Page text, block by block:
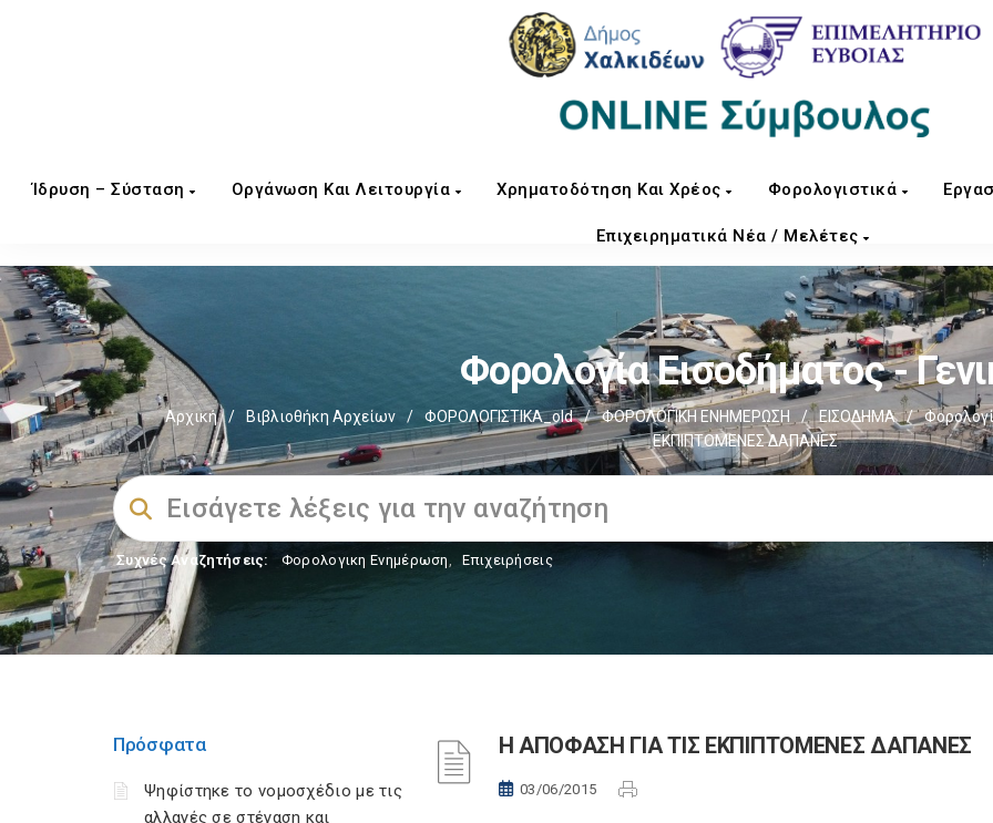
Ίδρυση – Σύσταση Οργάνωση Και Λειτουργία Χρηματοδότηση Και Χρέος Φορολογιστικά
Επιχειρηματικά Νέα / Μελέτες
Φορολογία Εισοδήματος -
Αρχική / Βιβλιοθήκη Αρχείων / ΦΟΡΟΛΟΓΙΣΤΙΚΑ_old / ΦΟΡΟΛΟΓΙΚΗ ΕΝΗΜΕΡΩΣΗ / ΕΙΣΟΔΗΜΑ /
ΕΚΠΙΠΤΟΜΕΝΕΣ ΔΑΠΑΝΕΣ
Συχνές Αναζητήσεις: Φορολογικη Ενημέρωση, Επιχειρήσεις
Πρόσφατα
Ψηφίστηκε το νομοσχέδιο με τις
αλλαγές σε στέγαση και
Η ΑΠΟΦΑΣΗ ΓΙΑ ΤΙΣ ΕΚΠΙΠΤΟΜΕΝΕΣ ΔΑΠΑΝΕΣ
03/06/2015